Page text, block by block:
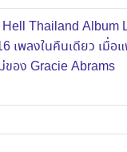
Thailand Album
เพลงในคืนเดียว เมื่อ
อง Gracie Abrams